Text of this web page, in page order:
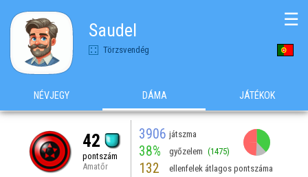
Saudel
Törzsvendég
☰
NÉVJEGY DÁMA JÁTÉKOK
42
pontszám
Amatőr
3906 játszma
38% győzelem (1475)
132 ellenfelek átlagos pontszáma